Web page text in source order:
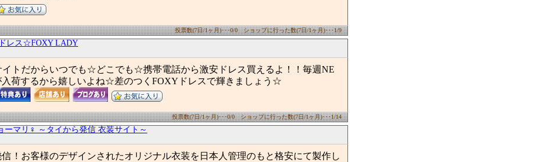
投票数(7日/1ヶ月)･･･0/0 ショップに行った数(7日/1ヶ月)･･･1/9
レス☆FOXY LADY
イトだからいつでも☆どこでも☆携帯電話から激安ドレス買えるよ！！毎週NE
入荷するから嬉しいよね☆差のつくFOXYドレスで輝きましょう☆
投票数(7日/1ヶ月)･･･0/0 ショップに行った数(7日/1ヶ月)･･･1/14
ーマリ♀ ～タイから発信 衣装サイト～
信！お客様のデザインされたオリジナル衣装を日本人管理のもと格安にて製作し